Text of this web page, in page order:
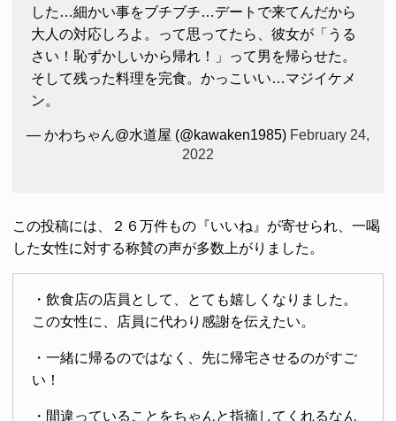
した…細かい事をブチブチ…デートで来てんだから
大人の対応しろよ。って思ってたら、彼女が「うる
さい！恥ずかしいから帰れ！」って男を帰らせた。
そして残った料理を完食。かっこいい…マジイケメ
ン。
— かわちゃん@水道屋 (@kawaken1985) February 24,
2022
この投稿には、２６万件もの『いいね』が寄せられ、一喝
した女性に対する称賛の声が多数上がりました。
・飲食店の店員として、とても嬉しくなりました。
この女性に、店員に代わり感謝を伝えたい。
・一緒に帰るのではなく、先に帰宅させるのがすご
い！
・間違っていることをちゃんと指摘してくれるなん